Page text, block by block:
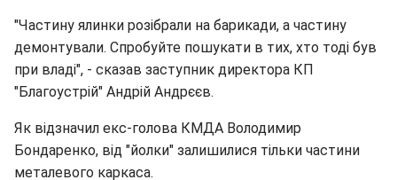
"Частину ялинки розібрали на барикади, а частину
демонтували. Спробуйте пошукати в тих, хто тоді був
при владі", - сказав заступник директора КП
"Благоустрій" Андрій Андрєєв.
Як відзначил екс-голова КМДА Володимир
Бондаренко, від "йолки" залишилися тільки частини
металевого каркаса.